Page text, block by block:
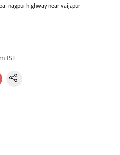
nagpur highway near vaijapur
IST